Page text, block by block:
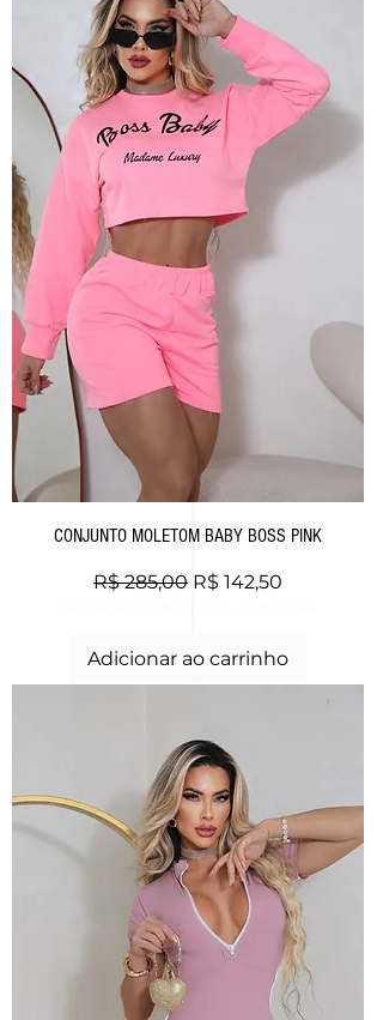
CONJUNTO MOLETOM BABY BOSS PINK
Preço normal
R$ 285,00 Preço promocional
R$ 142,50
Adicionar ao carrinho